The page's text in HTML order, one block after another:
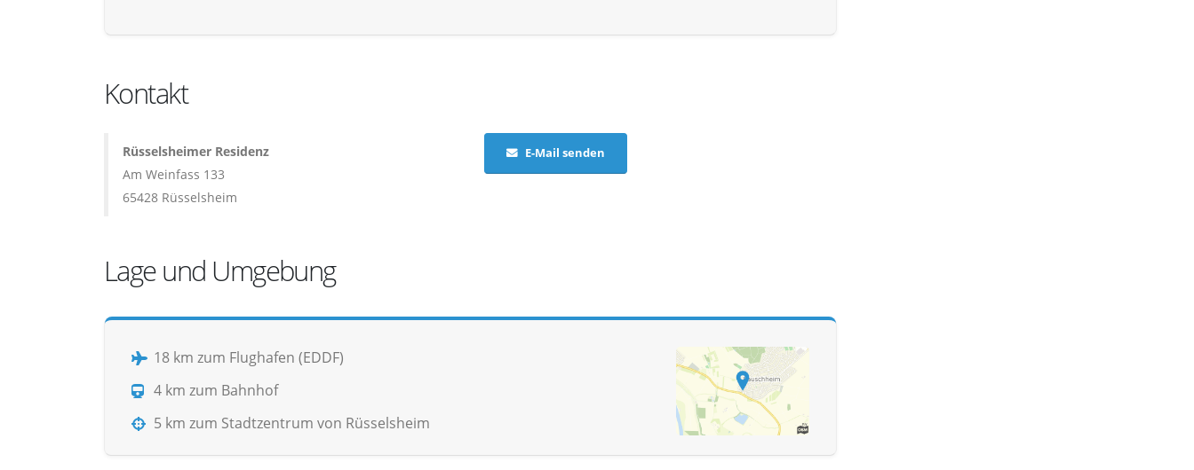
Kontakt
Rüsselsheimer Residenz
Am Weinfass 133
65428 Rüsselsheim
E-Mail senden
Lage und Umgebung
18 km zum Flughafen (EDDF)
4 km zum Bahnhof
5 km zum Stadtzentrum von Rüsselsheim